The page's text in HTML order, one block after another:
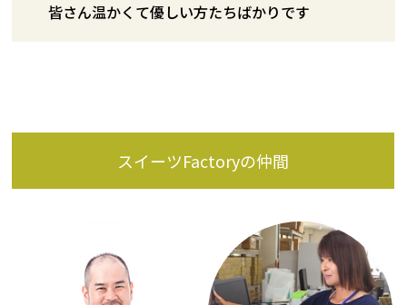
皆さん温かくて優しい方たちばかりです
スイーツFactoryの仲間